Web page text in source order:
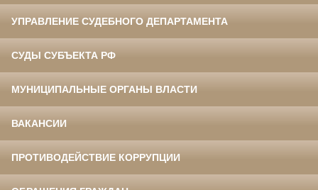
УПРАВЛЕНИЕ СУДЕБНОГО ДЕПАРТАМЕНТА
СУДЫ СУБЪЕКТА РФ
МУНИЦИПАЛЬНЫЕ ОРГАНЫ ВЛАСТИ
ВАКАНСИИ
ПРОТИВОДЕЙСТВИЕ КОРРУПЦИИ